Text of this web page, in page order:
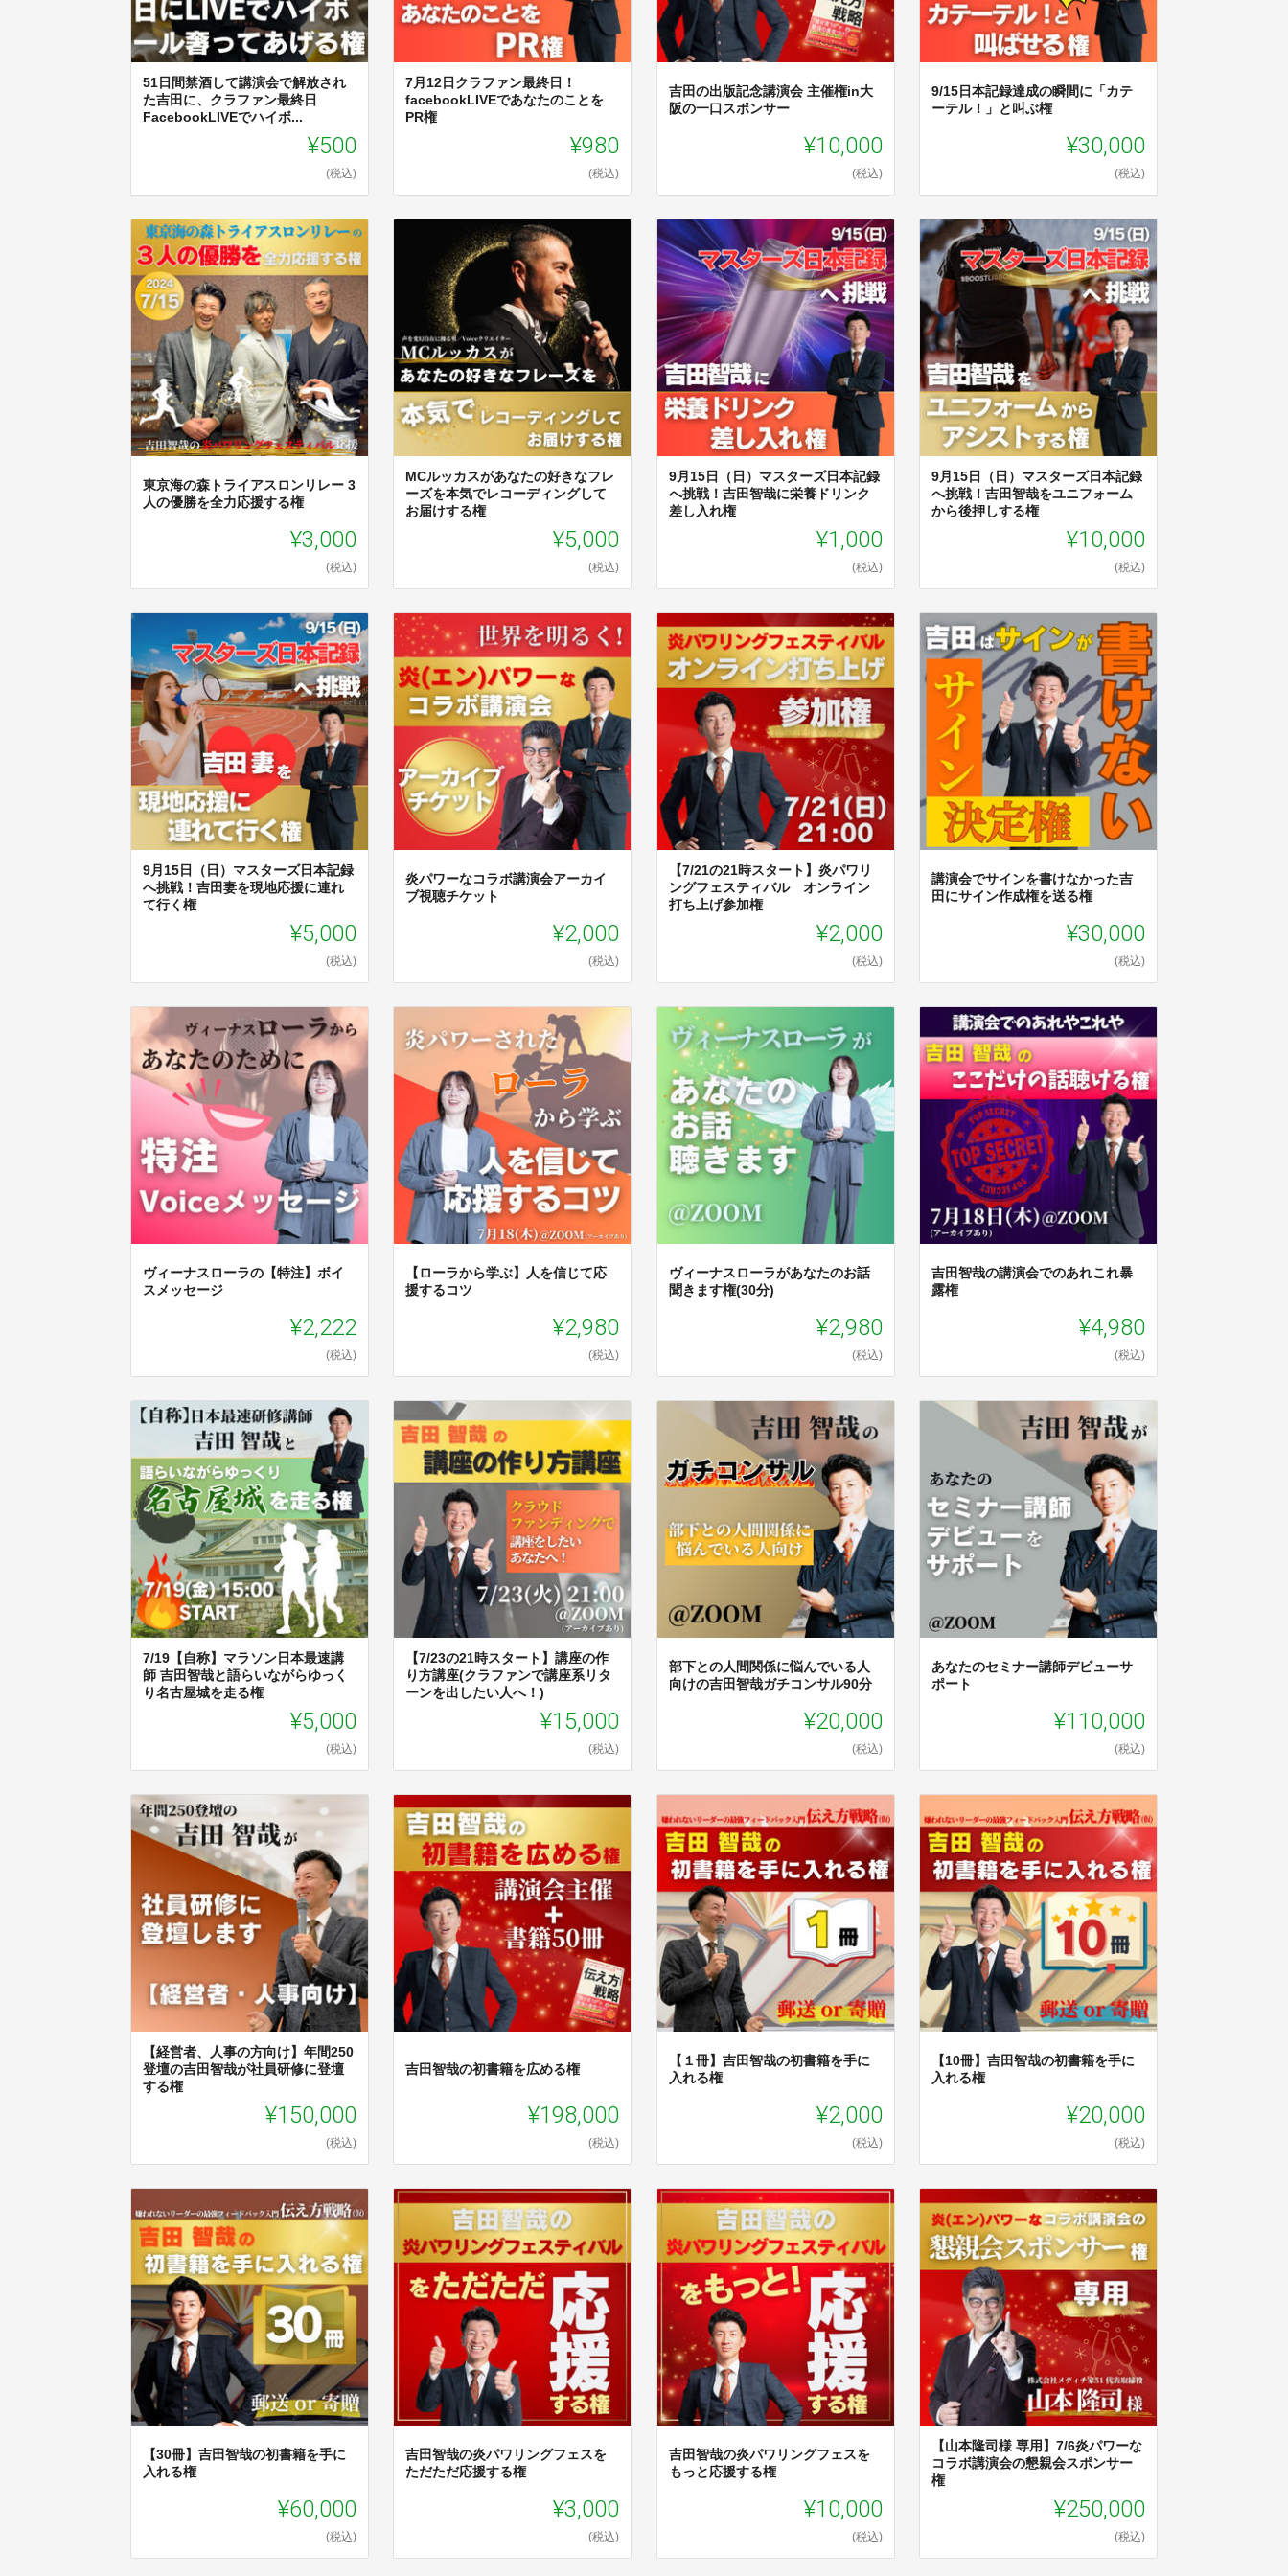
51日間禁酒して講演会で解放され
た吉田に、クラファン最終日
FacebookLIVEでハイボ...
¥500
(税込)
7月12日クラファン最終日！
facebookLIVEであなたのことを
PR権
¥980
(税込)
吉田の出版記念講演会 主催権in大
阪の一口スポンサー
¥10,000
(税込)
9/15日本記録達成の瞬間に「カテ
ーテル！」と叫ぶ権
¥30,000
(税込)
東京海の森トライアスロンリレー 3
人の優勝を全力応援する権
¥3,000
(税込)
MCルッカスがあなたの好きなフレ
ーズを本気でレコーディングして
お届けする権
¥5,000
(税込)
9月15日（日）マスターズ日本記録
へ挑戦！吉田智哉に栄養ドリンク
差し入れ権
¥1,000
(税込)
9月15日（日）マスターズ日本記録
へ挑戦！吉田智哉をユニフォーム
から後押しする権
¥10,000
(税込)
9月15日（日）マスターズ日本記録
へ挑戦！吉田妻を現地応援に連れ
て行く権
¥5,000
(税込)
炎パワーなコラボ講演会アーカイ
ブ視聴チケット
¥2,000
(税込)
【7/21の21時スタート】炎パワリ
ングフェスティバル オンライン
打ち上げ参加権
¥2,000
(税込)
講演会でサインを書けなかった吉
田にサイン作成権を送る権
¥30,000
(税込)
ヴィーナスローラの【特注】ボイ
スメッセージ
¥2,222
(税込)
【ローラから学ぶ】人を信じて応
援するコツ
¥2,980
(税込)
ヴィーナスローラがあなたのお話
聞きます権(30分)
¥2,980
(税込)
吉田智哉の講演会でのあれこれ暴
露権
¥4,980
(税込)
7/19【自称】マラソン日本最速講
師 吉田智哉と語らいながらゆっく
り名古屋城を走る権
¥5,000
(税込)
【7/23の21時スタート】講座の作
り方講座(クラファンで講座系リタ
ーンを出したい人へ！)
¥15,000
(税込)
部下との人間関係に悩んでいる人
向けの吉田智哉ガチコンサル90分
¥20,000
(税込)
あなたのセミナー講師デビューサ
ポート
¥110,000
(税込)
【経営者、人事の方向け】年間250
登壇の吉田智哉が社員研修に登壇
する権
¥150,000
(税込)
吉田智哉の初書籍を広める権
¥198,000
(税込)
【１冊】吉田智哉の初書籍を手に
入れる権
¥2,000
(税込)
【10冊】吉田智哉の初書籍を手に
入れる権
¥20,000
(税込)
【30冊】吉田智哉の初書籍を手に
入れる権
¥60,000
(税込)
吉田智哉の炎パワリングフェスを
ただただ応援する権
¥3,000
(税込)
吉田智哉の炎パワリングフェスを
もっと応援する権
¥10,000
(税込)
【山本隆司様 専用】7/6炎パワーな
コラボ講演会の懇親会スポンサー
権
¥250,000
(税込)